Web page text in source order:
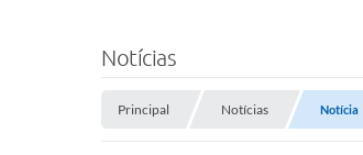
Notícias
Principal Notícias Notícia